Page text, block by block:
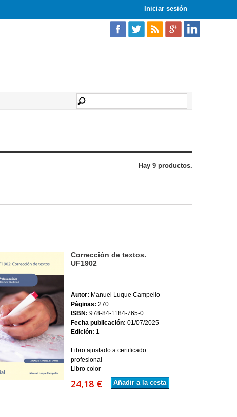
Iniciar sesión
Hay 9 productos.
Corrección de textos.
UF1902
Autor: Manuel Luque Campello
Páginas: 270
ISBN: 978-84-1184-765-0
Fecha publicación: 01/07/2025
Edición: 1
Libro ajustado a certificado
profesional
Libro color
24,18 € Añadir a la cesta